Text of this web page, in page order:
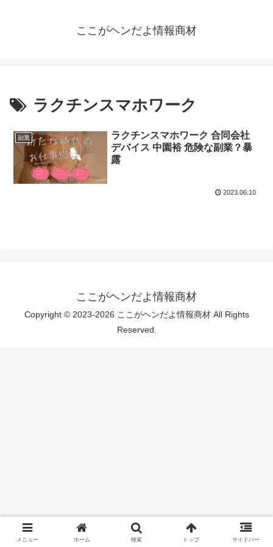
ここがヘンだよ情報商材
ラクチンスマホワーク
副業
ラクチンスマホワーク 合同会社
デバイス 中園裕 危険な副業？暴
露
2023.06.10
ここがヘンだよ情報商材
Copyright © 2023-2026 ここがヘンだよ情報商材 All Rights
Reserved.
メニュー ホーム 検索 トップ サイドバー